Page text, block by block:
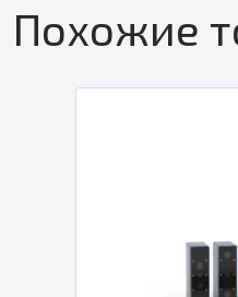
Похожие